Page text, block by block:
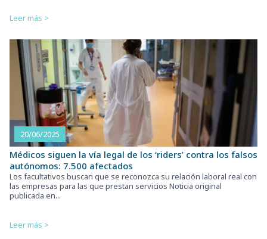
Leer más >
20/06/2025
Médicos siguen la vía legal de los ‘riders’ contra los falsos
autónomos: 7.500 afectados
Los facultativos buscan que se reconozca su relación laboral real con
las empresas para las que prestan servicios Noticia original
publicada en...
Leer más >